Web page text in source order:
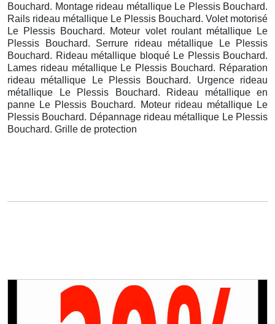
Bouchard. Montage rideau métallique Le Plessis Bouchard.
Rails rideau métallique Le Plessis Bouchard. Volet motorisé
Le Plessis Bouchard. Moteur volet roulant métallique Le
Plessis Bouchard. Serrure rideau métallique Le Plessis
Bouchard. Rideau métallique bloqué Le Plessis Bouchard.
Lames rideau métallique Le Plessis Bouchard. Réparation
rideau métallique Le Plessis Bouchard. Urgence rideau
métallique Le Plessis Bouchard. Rideau métallique en
panne Le Plessis Bouchard. Moteur rideau métallique Le
Plessis Bouchard. Dépannage rideau métallique Le Plessis
Bouchard. Grille de protection